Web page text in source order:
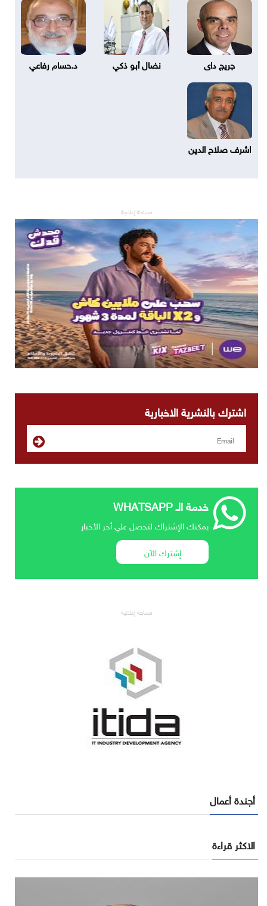
جريج داى نضال أبو ذكي د.حسام رفاعي
اشرف صلاح الدين
مساحة إعلانية
اشترك بالنشرية الاخبارية
خدمة الـ WHATSAPP
يمكنك الإشتراك لتحصل علي أخر الأخبار
إشترك الآن
مساحة إعلانية
أجندة أعمال
الاكثر قراءة